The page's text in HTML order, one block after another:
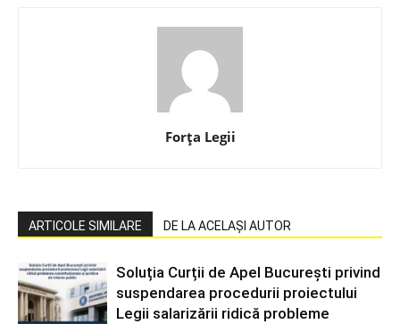
Forța Legii
ARTICOLE SIMILARE DE LA ACELAȘI AUTOR
Soluția Curții de Apel București privind
suspendarea procedurii proiectului
Legii salarizării ridică probleme